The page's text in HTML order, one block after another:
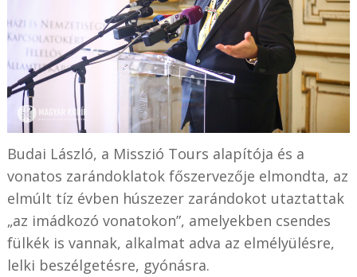
Budai László, a Misszió Tours alapítója és a
vonatos zarándoklatok főszervezője elmondta, az
elmúlt tíz évben húszezer zarándokot utaztattak
„az imádkozó vonatokon”, amelyekben csendes
fülkék is vannak, alkalmat adva az elmélyülésre,
lelki beszélgetésre, gyónásra.